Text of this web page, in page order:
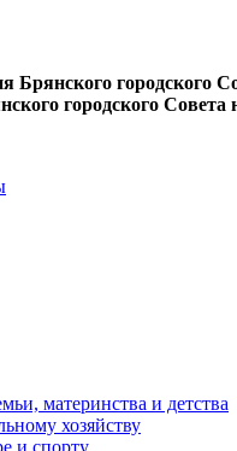
Брянского городского
городского Совета
материнства и детства
хозяйству
и спорту